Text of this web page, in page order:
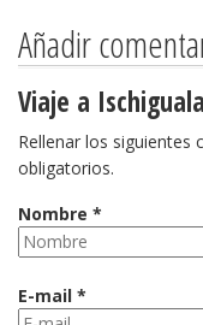
Añadir
Viaje a
Rellenar los
obligatorios.
Nombre *
E-mail *